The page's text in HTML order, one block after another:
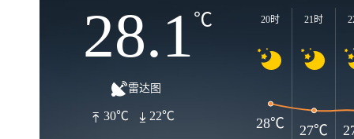
28.1℃
雷达图
30℃ 22℃
20时 21时
28℃ 27℃